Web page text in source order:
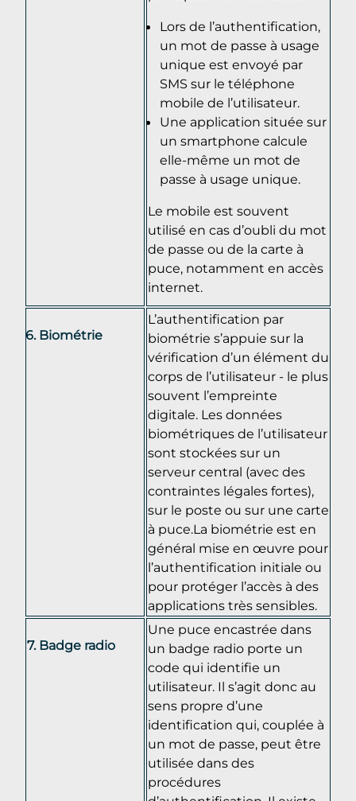
Lors de l’authentification,
un mot de passe à usage
unique est envoyé par
SMS sur le téléphone
mobile de l’utilisateur.
Une application située sur
un smartphone calcule
elle-même un mot de
passe à usage unique.
Le mobile est souvent
utilisé en cas d’oubli du mot
de passe ou de la carte à
puce, notamment en accès
internet.
Biométrie
L’authentification par
biométrie s’appuie sur la
vérification d’un élément du
corps de l’utilisateur - le plus
souvent l’empreinte
digitale. Les données
biométriques de l’utilisateur
sont stockées sur un
serveur central (avec des
contraintes légales fortes),
sur le poste ou sur une carte
à puce.La biométrie est en
général mise en œuvre pour
l’authentification initiale ou
pour protéger l’accès à des
applications très sensibles.
Badge radio
Une puce encastrée dans
un badge radio porte un
code qui identifie un
utilisateur. Il s’agit donc au
sens propre d’une
identification qui, couplée à
un mot de passe, peut être
utilisée dans des
procédures